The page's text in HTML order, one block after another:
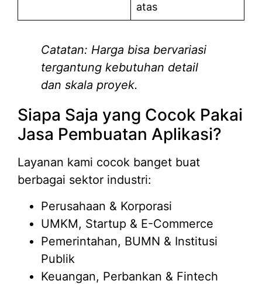
atas
Catatan: Harga bisa bervariasi
tergantung kebutuhan detail
dan skala proyek.
Siapa Saja yang Cocok Pakai
Jasa Pembuatan Aplikasi?
Layanan kami cocok banget buat
berbagai sektor industri:
Perusahaan & Korporasi
UMKM, Startup & E-Commerce
Pemerintahan, BUMN & Institusi
Publik
Keuangan, Perbankan & Fintech